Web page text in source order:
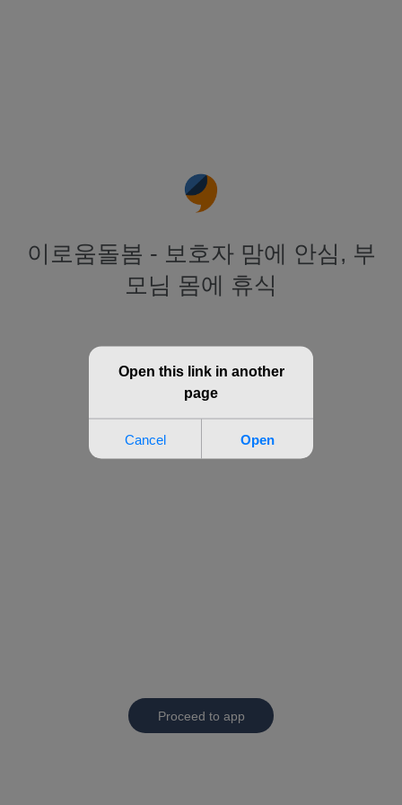
이로움돌봄 - 보호자 맘에 안심, 부
모님 몸에 휴식
Proceed to app